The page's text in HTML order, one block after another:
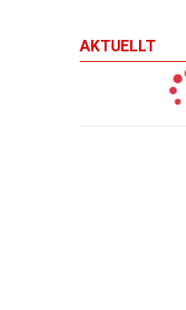
AKTUELLT